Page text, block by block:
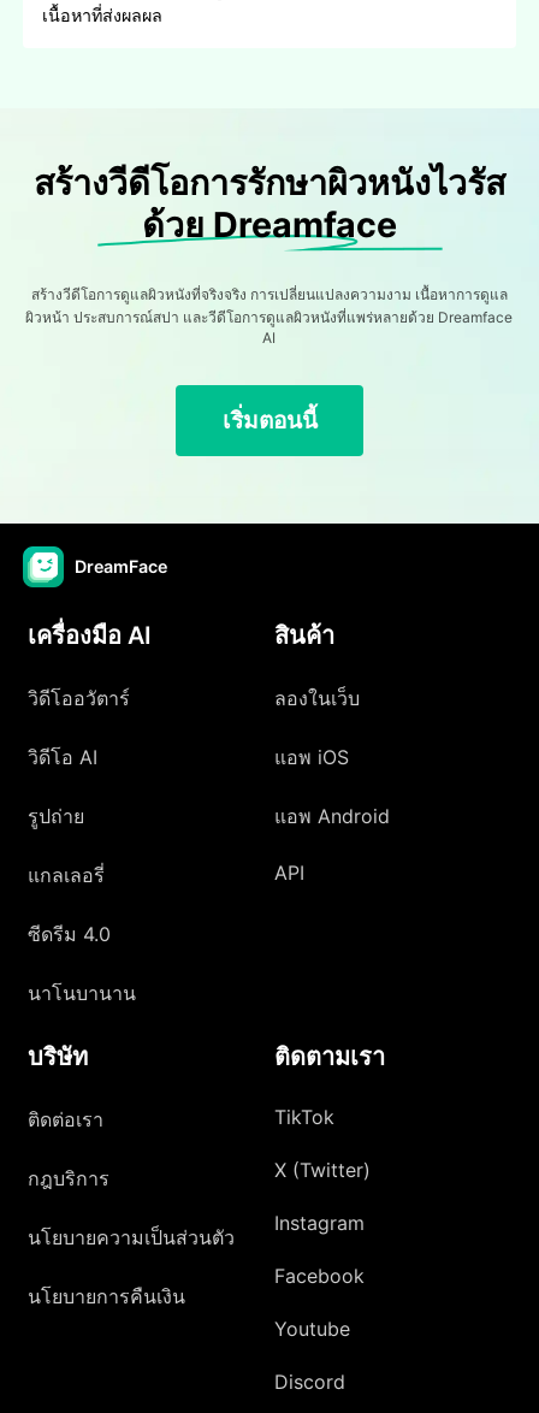
เนื้อหาที่ส่งผลผล
สร้างวีดีโอการรักษาผิวหนังไวรัส
ด้วย Dreamface
สร้างวีดีโอการดูแลผิวหนังที่จริงจริง การเปลี่ยนแปลงความงาม เนื้อหาการดูแล
ผิวหน้า ประสบการณ์สปา และวีดีโอการดูแลผิวหนังที่แพร่หลายด้วย Dreamface
AI
เริ่มตอนนี้
DreamFace
เครื่องมือ AI
วิดีโออวัตาร์
วิดีโอ AI
รูปถ่าย
แกลเลอรี่
ซีดรีม 4.0
นาโนบานาน
สินค้า
ลองในเว็บ
แอพ iOS
แอพ Android
API
บริษัท
ติดต่อเรา
กฎบริการ
นโยบายความเป็นส่วนตัว
นโยบายการคืนเงิน
ติดตามเรา
TikTok
X (Twitter)
Instagram
Facebook
Youtube
Discord